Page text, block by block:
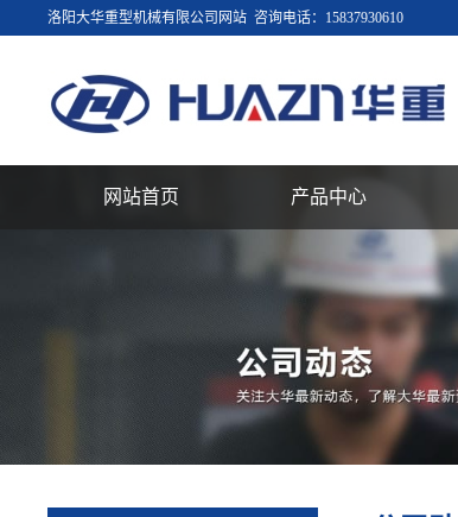
洛阳大华重型机械有限公司网站 咨询电话：15837930610
网站首页 产品中心